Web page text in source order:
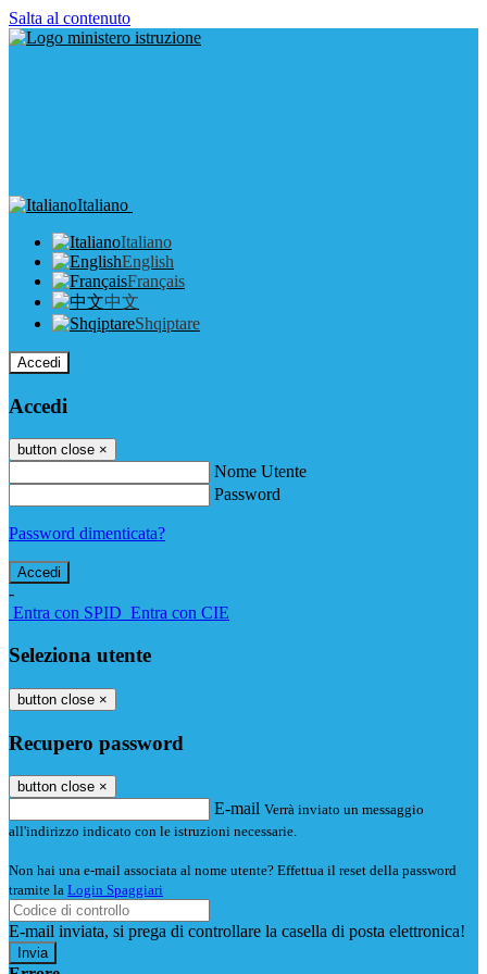
Salta al contenuto
Italiano
Italiano
English
Français
中文
Shqiptare
Accedi
Accedi
button close ×
Nome Utente
Password
Password dimenticata?
-
Entra con SPID Entra con CIE
Seleziona utente
button close ×
Recupero password
button close ×
E-mail Verrà inviato un messaggio
all'indirizzo indicato con le istruzioni necessarie.
Non hai una e-mail associata al nome utente? Effettua il reset della password
tramite la Login Spaggiari
E-mail inviata, si prega di controllare la casella di posta elettronica!